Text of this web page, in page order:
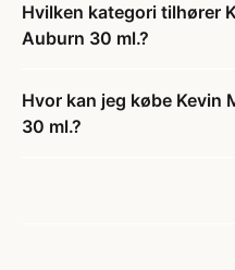
Hvilken kategori tilhører
Auburn 30 ml.?
Hvor kan jeg købe Kevin
30 ml.?